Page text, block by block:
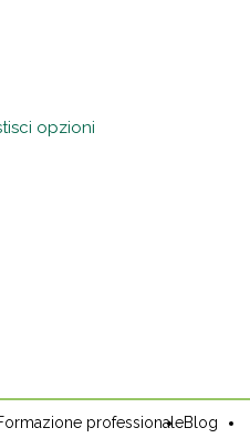
opzioni
professionaleBlog